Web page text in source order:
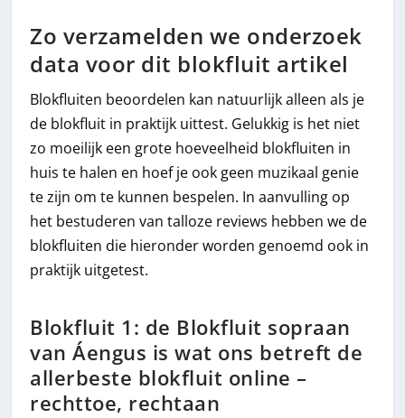
Zo verzamelden we onderzoek
data voor dit blokfluit artikel
Blokfluiten beoordelen kan natuurlijk alleen als je
de blokfluit in praktijk uittest. Gelukkig is het niet
zo moeilijk een grote hoeveelheid blokfluiten in
huis te halen en hoef je ook geen muzikaal genie
te zijn om te kunnen bespelen. In aanvulling op
het bestuderen van talloze reviews hebben we de
blokfluiten die hieronder worden genoemd ook in
praktijk uitgetest.
Blokfluit 1: de Blokfluit sopraan
van Áengus is wat ons betreft de
allerbeste blokfluit online –
rechttoe, rechtaan